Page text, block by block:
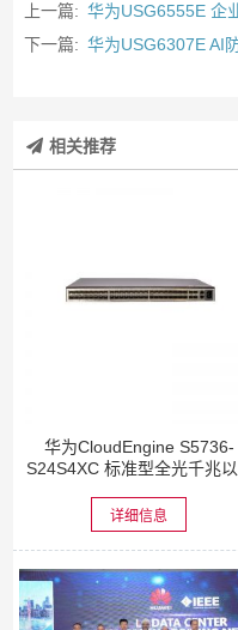
上一篇: 华为USG6555E 企
下一篇: 华为USG6307E AI
相关推荐
华为CloudEngine S5736-
S24S4XC 标准型全光千兆以
详细信息